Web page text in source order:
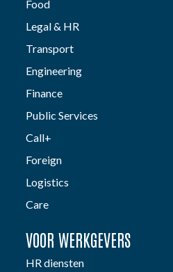
Food
Legal & HR
Transport
Engineering
Finance
Public Services
Call+
Foreign
Logistics
Care
VOOR WERKGEVERS
HR diensten